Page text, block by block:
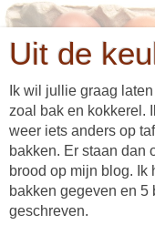
Uit de
Ik wil jullie graag
zoal bak en kokkerel.
weer iets anders op
bakken. Er staan dan
brood op mijn blog. Ik
bakken gegeven en 5
geschreven.